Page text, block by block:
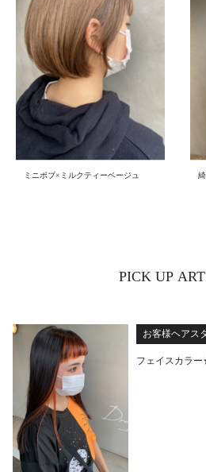
ミニボブ×ミルクティーベージュ
PICK UP
お客様ヘアス
フェイスカラ